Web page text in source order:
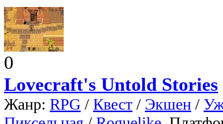
0
Lovecraft's Untold Stories
Жанр: RPG / Квест / Экшен /